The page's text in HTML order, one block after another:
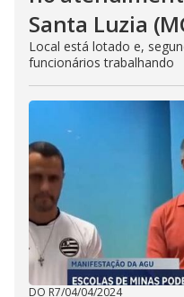
Santa Luzia
Local está lotado e,
funcionários trabalhando
DO R7/04/04/2024